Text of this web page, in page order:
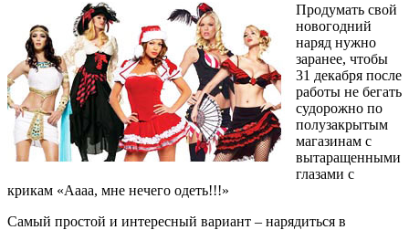
Продумать свой
новогодний
наряд нужно
заранее, чтобы
31 декабря после
работы не бегать
судорожно по
полузакрытым
магазинам с
вытаращенными
глазами с
крикам «Аааа, мне нечего одеть!!!»
Самый простой и интересный вариант – нарядиться в